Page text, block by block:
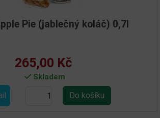
Pie (jablečný koláč) 0,7l
265,00 Kč
Skladem